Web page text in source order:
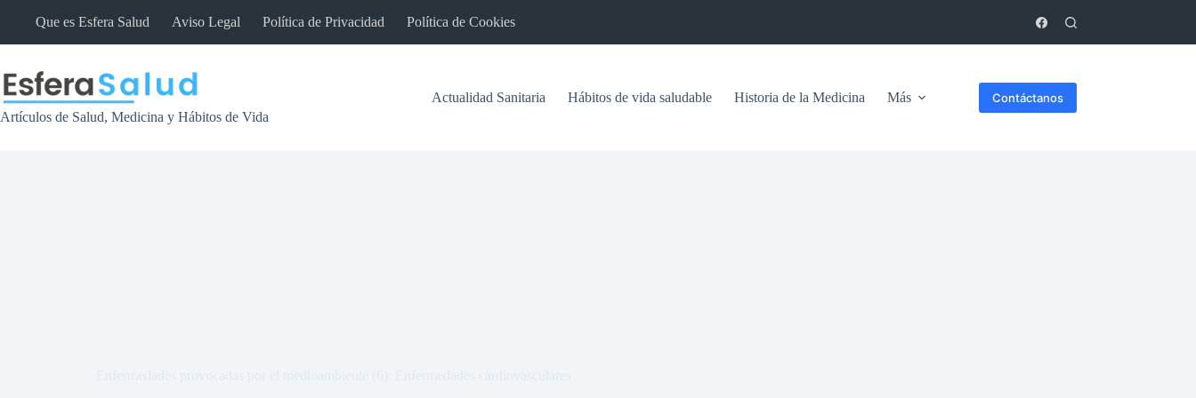
Que es Esfera Salud Aviso Legal Política de Privacidad Política de Cookies
Artículos de Salud, Medicina y Hábitos de Vida
Actualidad Sanitaria Hábitos de vida saludable Historia de la Medicina Más Contáctanos